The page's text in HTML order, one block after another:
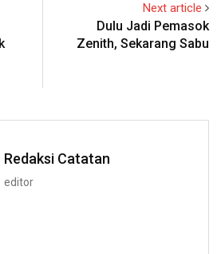
Next article
Dulu Jadi Pemasok
Zenith, Sekarang Sabu
Redaksi Catatan
editor